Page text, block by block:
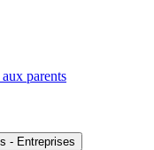
parents
- Entreprises